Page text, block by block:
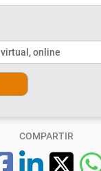
COMPARTIR